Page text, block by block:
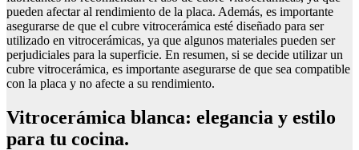
pueden afectar al rendimiento de la placa. Además, es importante
asegurarse de que el cubre vitrocerámica esté diseñado para ser
utilizado en vitrocerámicas, ya que algunos materiales pueden ser
perjudiciales para la superficie. En resumen, si se decide utilizar un
cubre vitrocerámica, es importante asegurarse de que sea compatible
con la placa y no afecte a su rendimiento.
Vitrocerámica blanca: elegancia y estilo
para tu cocina.